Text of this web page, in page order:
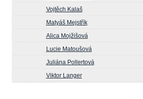
Vojtěch Kalaš
Matyáš Mejstřík
Alica Mojžišová
Lucie Matoušová
Juliána Pollertová
Viktor Langer